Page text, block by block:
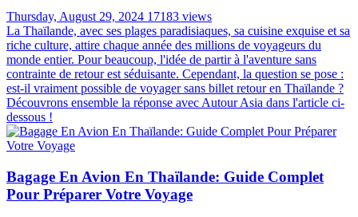
Thursday, August 29, 2024 17183 views
La Thaïlande, avec ses plages paradisiaques, sa cuisine exquise et sa
riche culture, attire chaque année des millions de voyageurs du
monde entier. Pour beaucoup, l'idée de partir à l'aventure sans
contrainte de retour est séduisante. Cependant, la question se pose :
est-il vraiment possible de voyager sans billet retour en Thaïlande ?
Découvrons ensemble la réponse avec Autour Asia dans l'article ci-
dessous !
Bagage En Avion En Thaïlande: Guide Complet
Pour Préparer Votre Voyage